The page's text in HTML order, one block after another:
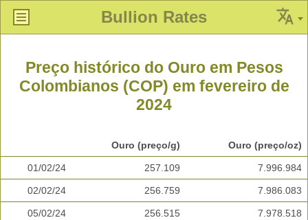
Bullion Rates
Preço histórico do Ouro em Pesos
Colombianos (COP) em fevereiro de
2024
Ouro (preço/g) Ouro (preço/oz)
01/02/24 257.109 7.996.984
02/02/24 256.759 7.986.083
05/02/24 256.515 7.978.518